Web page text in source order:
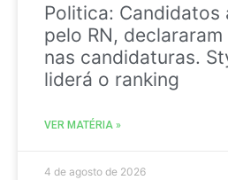
Politica: Candidatos
pelo RN, declararam
nas candidaturas.
liderá o ranking
VER MATÉRIA »
4 de agosto de 2026